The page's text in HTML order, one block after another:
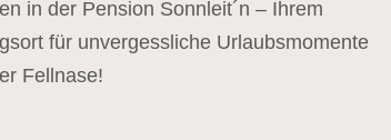
in der Pension Sonnleit´n – Ihrem
für unvergessliche Urlaubsmomente
Fellnase!